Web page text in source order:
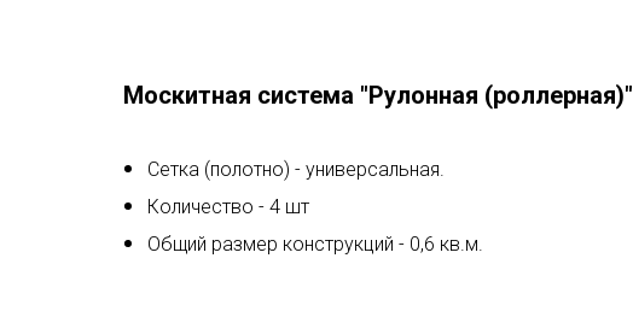
Москитная система "Рулонная (роллерная)"
Сетка (полотно) - универсальная.
Количество - 4 шт
Общий размер конструкций - 0,6 кв.м.